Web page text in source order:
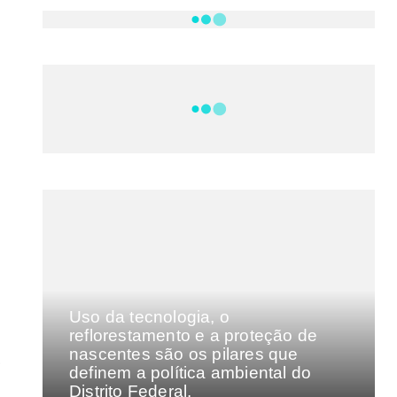
FILMES E SÉRIES
Uso da tecnologia, o
reflorestamento e a proteção de
nascentes são os pilares que
definem a política ambiental do
Distrito Federal.